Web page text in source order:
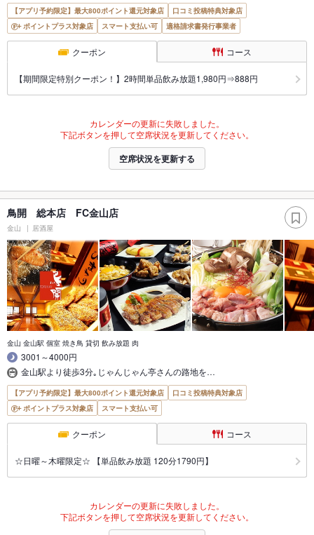
【アプリ予約限定】最大800ポイント還元対象店
口コミ投稿特典対象店
ポイントプラス対象店
スマート支払い可 適格請求書発行事業者
クーポン コース
【期間限定特別クーポン！】2時間単品飲み放題1,980円⇒888円
カレンダーの更新に失敗しました。
下記ボタンを押して空席状況を更新してください。
空席状況を更新する
鳥開 総本店 FC金山店
金山 居酒屋
金山 金山駅 個室 焼き鳥 貸切 飲み放題 肉
3001～4000円
金山駅より徒歩3分｡じゃんじゃん亭さんの路地を…
【アプリ予約限定】最大800ポイント還元対象店
口コミ投稿特典対象店
ポイントプラス対象店
スマート支払い可
クーポン コース
☆日曜～木曜限定☆ 【単品飲み放題 120分1790円】
カレンダーの更新に失敗しました。
下記ボタンを押して空席状況を更新してください。